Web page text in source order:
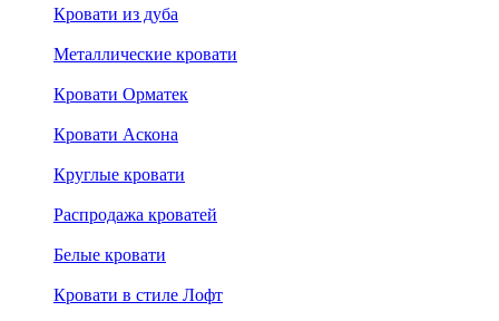
Кровати из дуба
Металлические кровати
Кровати Орматек
Кровати Аскона
Круглые кровати
Распродажа кроватей
Белые кровати
Кровати в стиле Лофт